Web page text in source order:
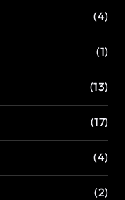
(4)
(1)
(13)
(17)
(4)
(2)